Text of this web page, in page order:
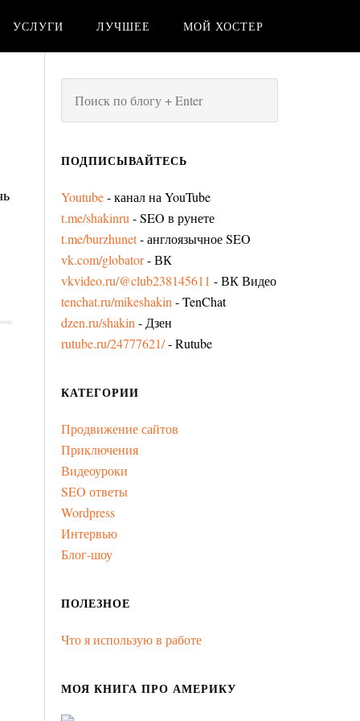
УСЛУГИ ЛУЧШЕЕ МОЙ ХОСТЕР
ПОДПИСЫВАЙТЕСЬ
Youtube- канал на YouTube
t.me/shakinru - SEO в рунете
t.me/burzhunet- англоязычное SEO
vk.com/globator- ВК
vkvideo.ru/@club238145611 - ВК Видео
tenchat.ru/mikeshakin - TenChat
dzen.ru/shakin - Дзен
rutube.ru/24777621/- Rutube
КАТЕГОРИИ
Продвижение сайтов
Приключения
Видеоуроки
SEO ответы
Wordpress
Интервью
Блог-шоу
ПОЛЕЗНОЕ
Что я использую в работе
МОЯ КНИГА ПРО АМЕРИКУ